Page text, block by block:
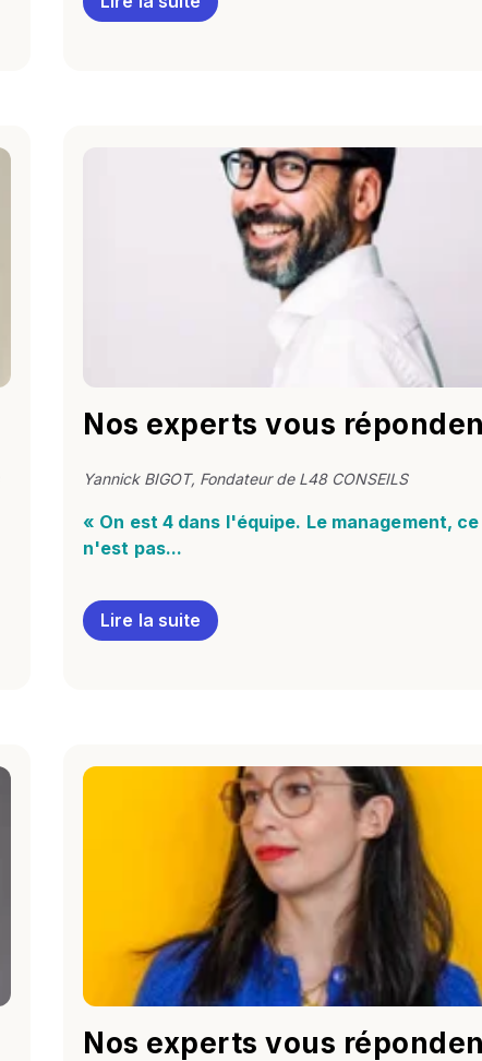
Nos experts vous
Yannick BIGOT, Fondateur de L48 CONSEILS
« On est 4 dans l'équipe. Le management, ce
n'est pas...
Lire la suite
Nos experts vous